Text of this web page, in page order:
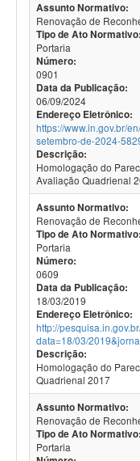
Assunto Normativo:
Renovação de
Tipo de Ato Normativo:
Portaria
Número:
0901
Data da Publicação:
06/09/2024
Endereço Eletrônico:
https://www.in.gov.br/
setembro-de-2024-
Descrição:
Homologação do Parecer CNE/CES nº 422/2024 - Recursos da
Avaliação Quadrienal
Assunto Normativo:
Renovação de
Tipo de Ato Normativo:
Portaria
Número:
0609
Data da Publicação:
18/03/2019
Endereço Eletrônico:
http://
data=18/03/
Descrição:
Homologação do
Quadrienal 2017
Assunto Normativo:
Renovação de
Tipo de Ato Normativo:
Portaria